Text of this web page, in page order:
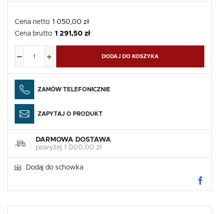
Cena netto: 1 050,00 zł
Cena brutto: 1 291,50 zł
DODAJ DO KOSZYKA
ZAMÓW TELEFONICZNIE
ZAPYTAJ O PRODUKT
DARMOWA DOSTAWA
powyżej 1 000,00 zł
Dodaj do schowka